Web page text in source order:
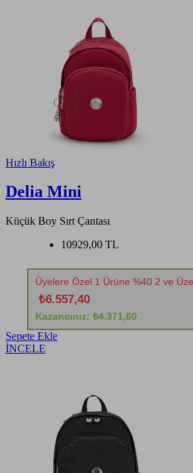
Hızlı Bakış
Delia Mini
Küçük Boy Sırt Çantası
10929,00 TL
Üyelere Özel 1 Ürüne %40 2 ve
₺6.557,40
Kazancınız: ₺4.371,60
Sepete Ekle
İNCELE